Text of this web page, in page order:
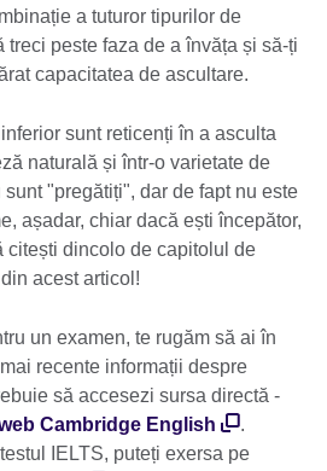
a tuturor tipurilor de
treci peste faza de a învăța și să-ți
capacitatea de ascultare.
sunt reticenți în a asculta
naturală și într-o varietate de
"pregătiți", dar de fapt nu este
așadar, chiar dacă ești începător,
citești dincolo de capitolul de
acest articol!
un examen, te rugăm să ai în
recente informații despre
să accesezi sursa directă -
Cambridge English
.
IELTS, puteți exersa pe